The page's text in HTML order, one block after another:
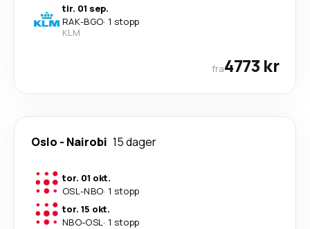
tir. 01 sep.
RAK-BGO· 1 stopp
KLM
fra4773 kr
Oslo - Nairobi 15 dager
tor. 01 okt.
OSL -NBO· 1 stopp
tor. 15 okt.
NBO-OSL · 1 stopp